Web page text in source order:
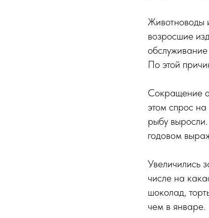
Животноводы
возросшие
По этой
Сокращение
этом спрос
рыбу
годовом
Увеличились
числе на
шоколад,
чем в январе.